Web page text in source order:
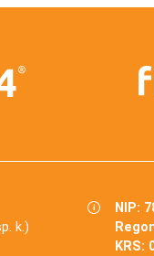
k.)
NIP:
KRS: